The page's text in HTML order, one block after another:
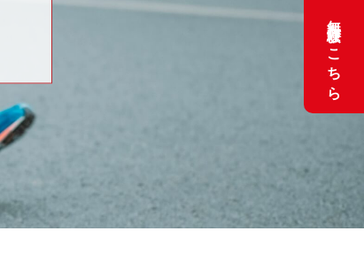
無料体験はこちら